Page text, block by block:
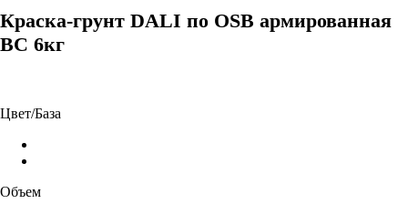
Краска-грунт DALI по OSB армированная
BC 6кг
Цвет/База
Объем